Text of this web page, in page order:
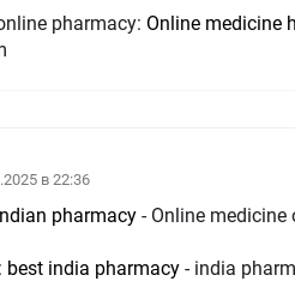
pharmacy: Online medicine
в 22:36
pharmacy - Online medicine
best india pharmacy - india